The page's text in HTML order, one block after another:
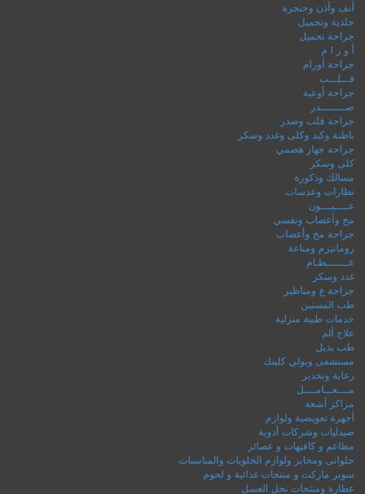
أنف وأذن وحنجرة
جلدية وتجميل
جراحة تجميل
أ و ر ا م
جراحة أورام
قـــلـــب
جراحة أوعية
صـــــــــدر
جراحة قلب وصدر
باطنة وكبد وكلى وغدد وسكر
جراحة جهاز هضمي
كلى وسكر
مسالك وذكورة
نظارات وعدسات
عـــــيــــون
مخ وأعصاب ونفسي
جراحة مخ وأعصاب
روماتيزم ومناعة
عــــــــظـام
غدد وسكر
جراحة ع ومناظير
طب المسنين
خدمات طبية منزلية
علاج ألم
طب بديل
مستشفى وبولي كلينك
رعاية وتخدير
مــــعـــامــــل
مراكز أشعة
أجهزة تعويضية ولوازم
صيدليات وشركات أدوية
مطاعم و كافيهات و عصائر
حلوانى ومخابز ولوازم الحلويات والمناسبات
سوبر ماركت و منتجات غذائية و لحوم
عطارة ومنتجات نحل العسل